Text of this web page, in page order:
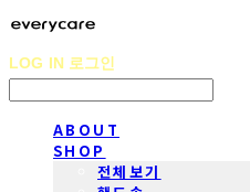
LOG IN 로그인
ABOUT
SHOP
전체보기